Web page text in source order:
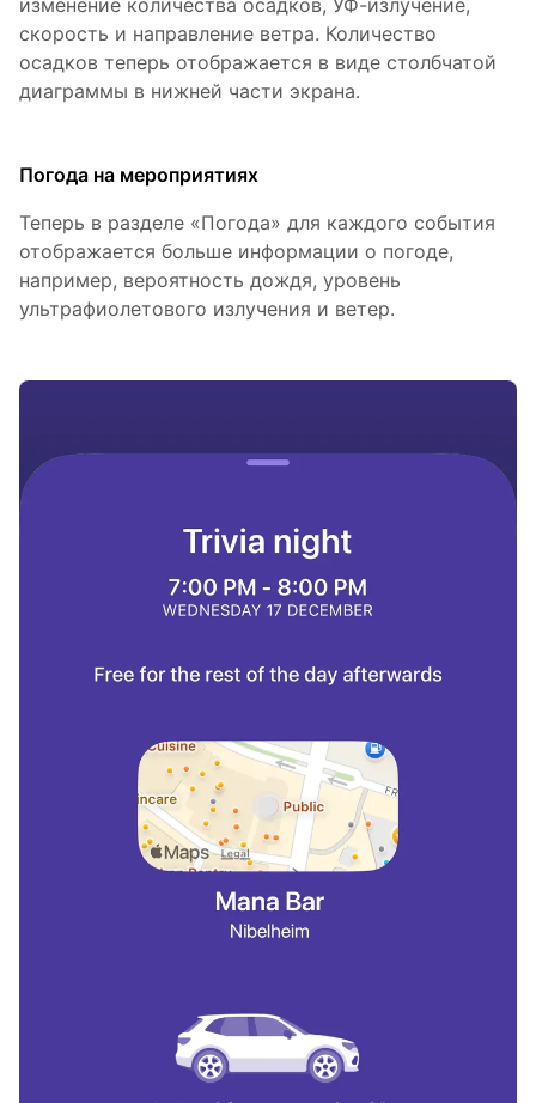
изменение количества осадков, УФ-излучение,
скорость и направление ветра. Количество
осадков теперь отображается в виде столбчатой ​​
диаграммы в нижней части экрана.
Погода на мероприятиях
Теперь в разделе «Погода» для каждого события
отображается больше информации о погоде,
например, вероятность дождя, уровень
ультрафиолетового излучения и ветер.